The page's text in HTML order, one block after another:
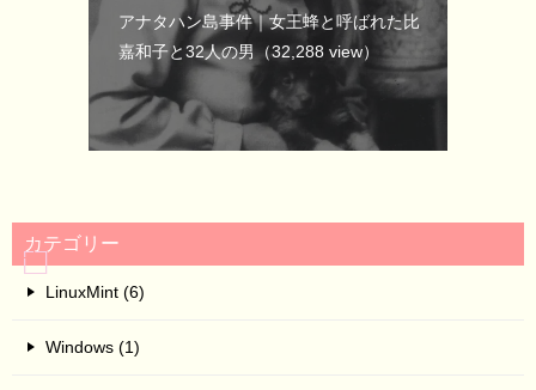
アナタハン島事件｜女王蜂と呼ばれた比
嘉和子と32人の男（32,288 view）
カテゴリー
LinuxMint (6)
Windows (1)